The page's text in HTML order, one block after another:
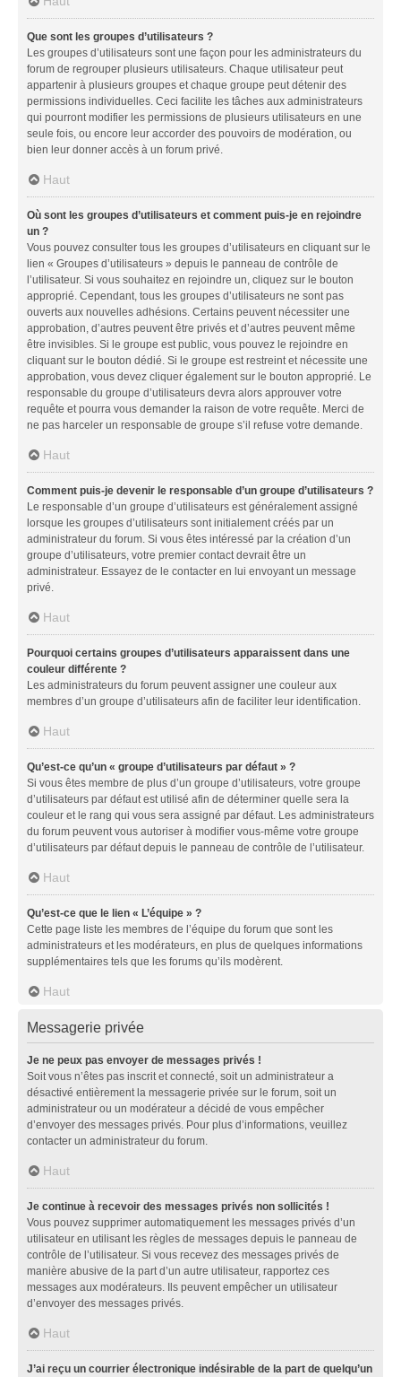
Que sont les groupes d’utilisateurs ?
Les groupes d’utilisateurs sont une façon pour les administrateurs du
forum de regrouper plusieurs utilisateurs. Chaque utilisateur peut
appartenir à plusieurs groupes et chaque groupe peut détenir des
permissions individuelles. Ceci facilite les tâches aux administrateurs
qui pourront modifier les permissions de plusieurs utilisateurs en une
seule fois, ou encore leur accorder des pouvoirs de modération, ou
bien leur donner accès à un forum privé.
Haut
Où sont les groupes d’utilisateurs et comment puis-je en rejoindre
un ?
Vous pouvez consulter tous les groupes d’utilisateurs en cliquant sur le
lien « Groupes d’utilisateurs » depuis le panneau de contrôle de
l’utilisateur. Si vous souhaitez en rejoindre un, cliquez sur le bouton
approprié. Cependant, tous les groupes d’utilisateurs ne sont pas
ouverts aux nouvelles adhésions. Certains peuvent nécessiter une
approbation, d’autres peuvent être privés et d’autres peuvent même
être invisibles. Si le groupe est public, vous pouvez le rejoindre en
cliquant sur le bouton dédié. Si le groupe est restreint et nécessite une
approbation, vous devez cliquer également sur le bouton approprié. Le
responsable du groupe d’utilisateurs devra alors approuver votre
requête et pourra vous demander la raison de votre requête. Merci de
ne pas harceler un responsable de groupe s’il refuse votre demande.
Haut
Comment puis-je devenir le responsable d’un groupe d’utilisateurs ?
Le responsable d’un groupe d’utilisateurs est généralement assigné
lorsque les groupes d’utilisateurs sont initialement créés par un
administrateur du forum. Si vous êtes intéressé par la création d’un
groupe d’utilisateurs, votre premier contact devrait être un
administrateur. Essayez de le contacter en lui envoyant un message
privé.
Haut
Pourquoi certains groupes d’utilisateurs apparaissent dans une
couleur différente ?
Les administrateurs du forum peuvent assigner une couleur aux
membres d’un groupe d’utilisateurs afin de faciliter leur identification.
Haut
Qu’est-ce qu’un « groupe d’utilisateurs par défaut » ?
Si vous êtes membre de plus d’un groupe d’utilisateurs, votre groupe
d’utilisateurs par défaut est utilisé afin de déterminer quelle sera la
couleur et le rang qui vous sera assigné par défaut. Les administrateurs
du forum peuvent vous autoriser à modifier vous-même votre groupe
d’utilisateurs par défaut depuis le panneau de contrôle de l’utilisateur.
Haut
Qu’est-ce que le lien « L’équipe » ?
Cette page liste les membres de l’équipe du forum que sont les
administrateurs et les modérateurs, en plus de quelques informations
supplémentaires tels que les forums qu’ils modèrent.
Haut
Messagerie privée
Je ne peux pas envoyer de messages privés !
Soit vous n’êtes pas inscrit et connecté, soit un administrateur a
désactivé entièrement la messagerie privée sur le forum, soit un
administrateur ou un modérateur a décidé de vous empêcher
d’envoyer des messages privés. Pour plus d’informations, veuillez
contacter un administrateur du forum.
Haut
Je continue à recevoir des messages privés non sollicités !
Vous pouvez supprimer automatiquement les messages privés d’un
utilisateur en utilisant les règles de messages depuis le panneau de
contrôle de l’utilisateur. Si vous recevez des messages privés de
manière abusive de la part d’un autre utilisateur, rapportez ces
messages aux modérateurs. Ils peuvent empêcher un utilisateur
d’envoyer des messages privés.
Haut
J’ai reçu un courrier électronique indésirable de la part de quelqu’un